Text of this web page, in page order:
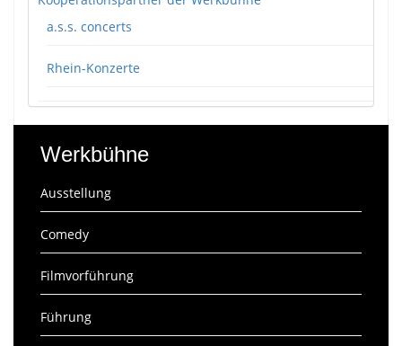
a.s.s. concerts
Rhein-Konzerte
Werkbühne
Ausstellung
Comedy
Filmvorführung
Führung